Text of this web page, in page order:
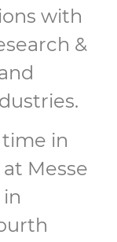
with
&
in
Messe